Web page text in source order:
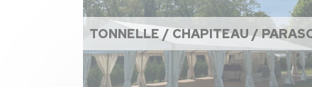
TONNELLE / CHAPITEAU /